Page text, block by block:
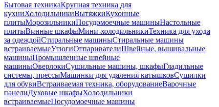
Бытовая техникаКрупная техника для
кухниХолодильникиВытяжкиКухонные
плитыМорозильникиПосудомоечные машиныНастольные
плитыВинные шкафыМини-холодильникиТехника для ухода
за одеждойСтиральные машиныСтиральные машины
встраиваемыеУтюгиОтпаривателиШвейные, вышивальные
машиныПромышленные швейные
машиныОверлокиСушильные машины, шкафыГладильные
системы, прессыМашинки для удаления катышковСушилки
для обувиВстраиваемая техника, оборудованиеВарочные
панелиДуховые шкафыХолодильники
встраиваемыеПосудомоечные машины